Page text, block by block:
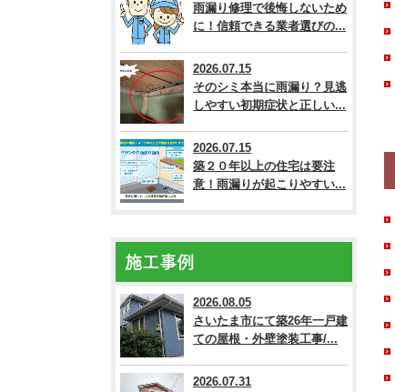
雨漏り修理で後悔しないため
に！信頼できる業者選びの...
2026.07.15
そのシミ本当に雨漏り？見逃
しやすい初期症状と正しい...
2026.07.15
築２０年以上の住宅は要注
意！雨漏りが起こりやすい...
施工事例
2026.08.05
さいたま市にて築26年一戸建
ての屋根・外壁塗装工事/...
2026.07.31